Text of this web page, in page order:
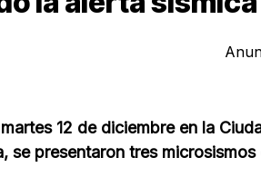
12 de diciembre en la
se presentaron tres